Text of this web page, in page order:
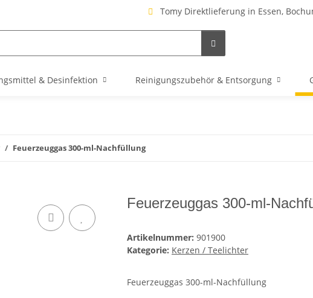
Tomy Direktlieferung in Essen,
& Desinfektion Reinigungszubehör & Entsorgung
Feuerzeuggas 300-ml-Nachfüllung
Feuerzeuggas 300-ml-
Artikelnummer: 901900
Kategorie: Kerzen / Teelichter
Feuerzeuggas 300-ml-Nachfüllung